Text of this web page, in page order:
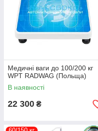
Медичні ваги до 100/200 кг
WPT RADWAG (Польща)
В наявності
22 300 ₴